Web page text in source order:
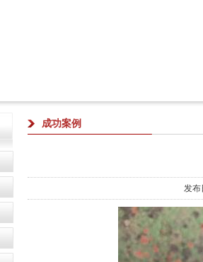
成功案例
发布